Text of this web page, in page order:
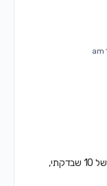
א. בניסיון חיפוש ראשוני, מתוך מדגם של 10 שבדקתי,